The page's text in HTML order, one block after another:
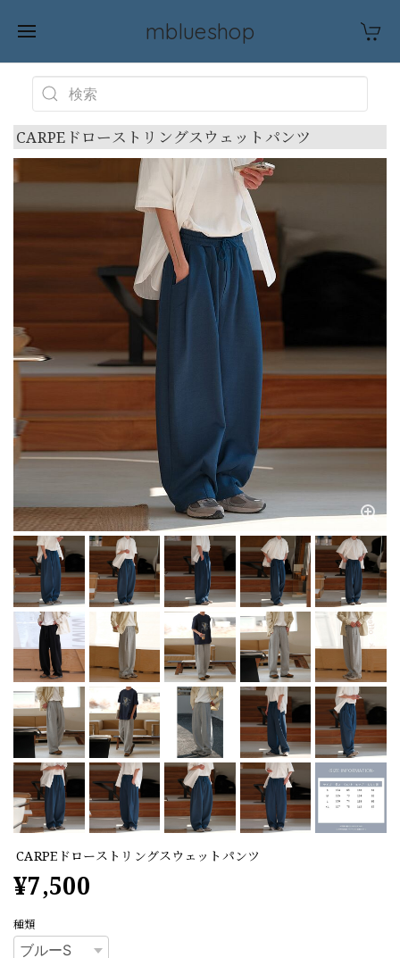
mblueshop
CARPEドローストリングスウェットパンツ
CARPEドローストリングスウェットパンツ
¥7,500
種類